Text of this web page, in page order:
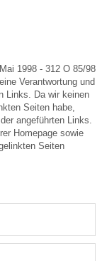
1998 - 312 O 85/98
Verantwortung und
Links. Da wir keinen
Seiten habe,
angeführten Links.
Homepage sowie
Seiten